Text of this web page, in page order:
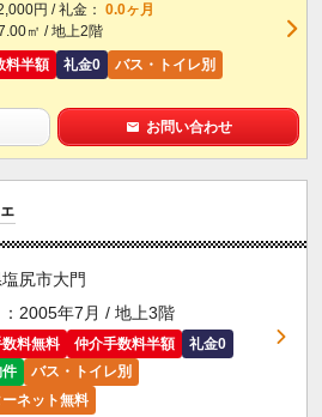
円 / 礼金： 0.0ヶ月
㎡ / 地上2階
料半額
礼金0 バス・トイレ別
お問い合わせ
尻市大門
2005年7月 / 地上3階
料無料 仲介手数料半額
礼金0
バス・トイレ別
ネット無料